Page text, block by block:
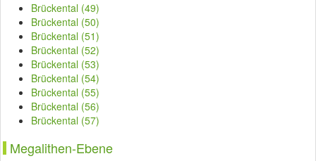
Brückental (49)
Brückental (50)
Brückental (51)
Brückental (52)
Brückental (53)
Brückental (54)
Brückental (55)
Brückental (56)
Brückental (57)
Megalithen-Ebene